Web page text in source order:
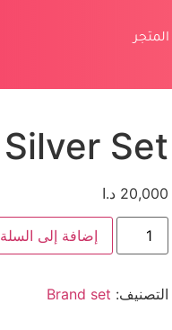
المتجر
Silver Set
20,000 د.ا
إضافة إلى السلة
التصنيف: Brand set